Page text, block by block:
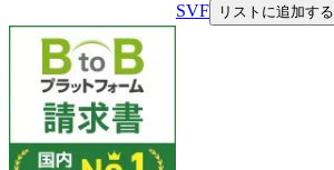
SVF リストに追加する